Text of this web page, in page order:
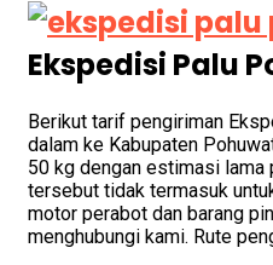
Ekspedisi Palu
Berikut tarif pengiriman
dalam ke Kabupaten
50 kg dengan estimasi lama
tersebut tidak termasuk
motor perabot dan barang
menghubungi kami. Rute